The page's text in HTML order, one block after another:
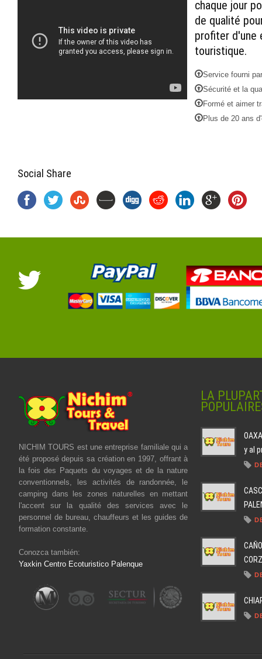
chaque jour
de qualité
profiter d'une
touristique.
Service fourni
Sécurité et la
Formé et aimer
Plus de 20 ans
Social Share
NICHIM TOURS est une entreprise familiale qui a
été proposé depuis sa création en 1997, offrant à
la fois des Paquets du voyages et de la nature
conventionnels, les activités de randonnée, le
camping dans les zones naturelles en mettant
l'accent sur la qualité des services avec le
personnel de bureau, chauffeurs et les guides de
formation constante.
Conozca también:
Yaxkin Centro Ecoturistico Palenque
LA
y al